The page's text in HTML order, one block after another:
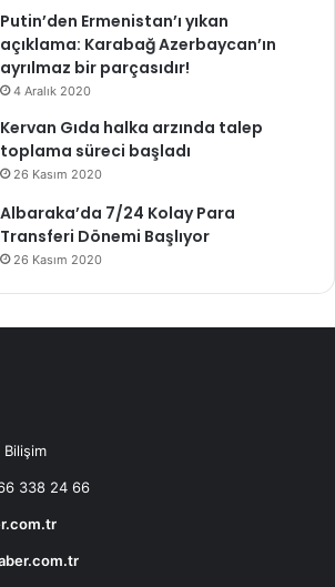
Putin’den Ermenistan’ı yıkan
açıklama: Karabağ Azerbaycan’ın
ayrılmaz bir parçasıdır!
4 Aralık 2020
Kervan Gıda halka arzında talep
toplama süreci başladı
26 Kasım 2020
Albaraka’da 7/24 Kolay Para
Transferi Dönemi Başlıyor
26 Kasım 2020
338 24 66